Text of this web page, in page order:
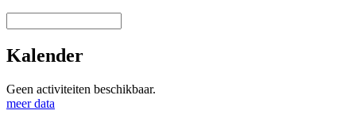
Kalender
Geen activiteiten beschikbaar.
meer data